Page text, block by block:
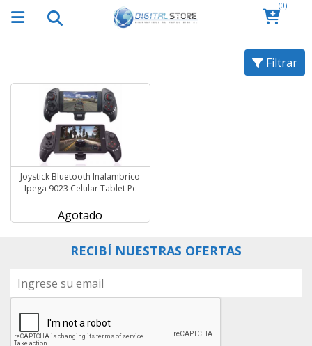
(0)
Filtrar
Joystick Bluetooth Inalambrico
Ipega 9023 Celular Tablet Pc
Agotado
RECIBÍ NUESTRAS OFERTAS